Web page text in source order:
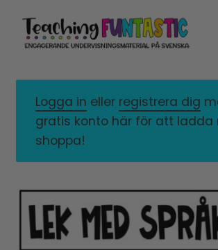
Hoppa
till
navigering
Gå
till
innehåll
MITT KONTO
GRATISMATERIAL
LICENSER
TYPSNITT
Logga in eller registrera dig
gratis konto här för att ladda
shoppa!